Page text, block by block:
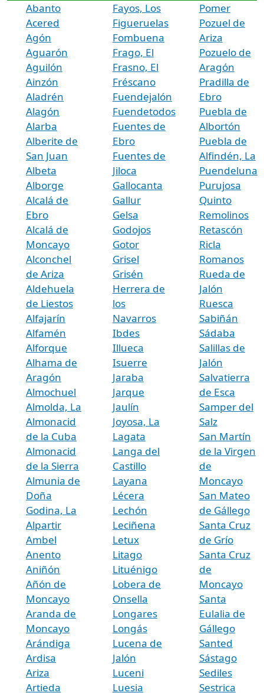
Abanto
Acered
Agón
Aguarón
Aguilón
Ainzón
Aladrén
Alagón
Alarba
Alberite de
San Juan
Albeta
Alborge
Alcalá de
Ebro
Alcalá de
Moncayo
Alconchel
de Ariza
Aldehuela
de Liestos
Alfajarín
Alfamén
Alforque
Alhama de
Aragón
Almochuel
Almolda, La
Almonacid
de la Cuba
Almonacid
de la Sierra
Almunia de
Doña
Godina, La
Alpartir
Ambel
Anento
Aniñón
Añón de
Moncayo
Aranda de
Moncayo
Arándiga
Ardisa
Ariza
Artieda
Fayos, Los
Figueruelas
Fombuena
Frago, El
Frasno, El
Fréscano
Fuendejalón
Fuendetodos
Fuentes de
Ebro
Fuentes de
Jiloca
Gallocanta
Gallur
Gelsa
Godojos
Gotor
Grisel
Grisén
Herrera de
los
Navarros
Ibdes
Illueca
Isuerre
Jaraba
Jarque
Jaulín
Joyosa, La
Lagata
Langa del
Castillo
Layana
Lécera
Lechón
Leciñena
Letux
Litago
Lituénigo
Lobera de
Onsella
Longares
Longás
Lucena de
Jalón
Luceni
Luesia
Pomer
Pozuel de
Ariza
Pozuelo de
Aragón
Pradilla de
Ebro
Puebla de
Albortón
Puebla de
Alfindén, La
Puendeluna
Purujosa
Quinto
Remolinos
Retascón
Ricla
Romanos
Rueda de
Jalón
Ruesca
Sabiñán
Sádaba
Salillas de
Jalón
Salvatierra
de Esca
Samper del
Salz
San Martín
de la Virgen
de
Moncayo
San Mateo
de Gállego
Santa Cruz
de Grío
Santa Cruz
de
Moncayo
Santa
Eulalia de
Gállego
Santed
Sástago
Sediles
Sestrica